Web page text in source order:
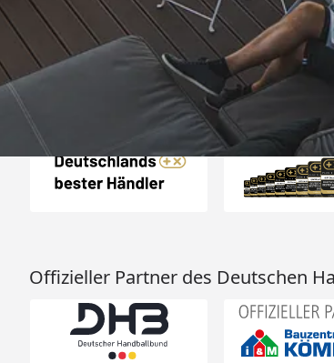
4,93/ 5
Sehr gut
Auszeichnungen
Offizieller Partner des Deutschen